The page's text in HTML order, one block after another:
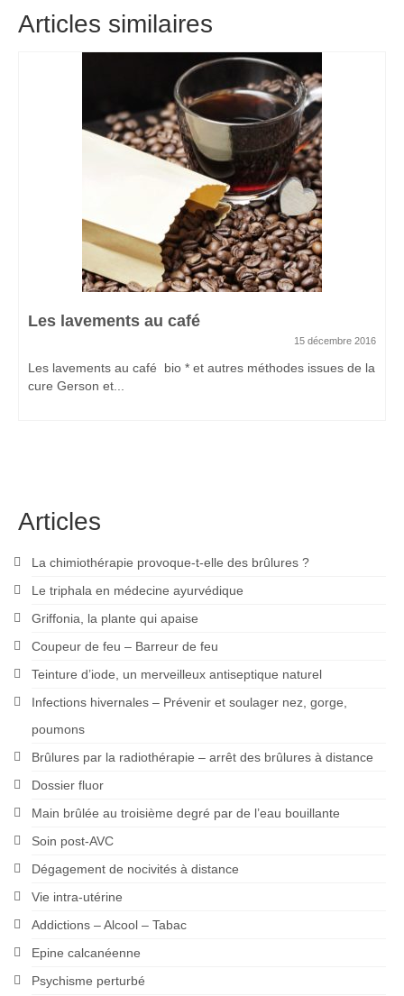
Articles similaires
Les lavements au café
15 décembre 2016
Les lavements au café bio * et autres méthodes issues de la
cure Gerson et...
Articles
La chimiothérapie provoque-t-elle des brûlures ?
Le triphala en médecine ayurvédique
Griffonia, la plante qui apaise
Coupeur de feu – Barreur de feu
Teinture d’iode, un merveilleux antiseptique naturel
Infections hivernales – Prévenir et soulager nez, gorge,
poumons
Brûlures par la radiothérapie – arrêt des brûlures à distance
Dossier fluor
Main brûlée au troisième degré par de l’eau bouillante
Soin post-AVC
Dégagement de nocivités à distance
Vie intra-utérine
Addictions – Alcool – Tabac
Epine calcanéenne
Psychisme perturbé